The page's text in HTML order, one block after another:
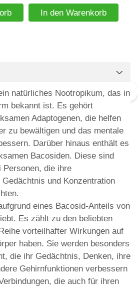
In den Warenkorb
natürliches Nootropikum, das in
bekannt ist. Es gehört
Adaptogenen, die helfen
zu bewältigen und das mentale
Darüber hinaus enthält es
Bacosiden. Diese sind
Personen, die ihre
und Konzentration
eines Bacosid-Anteils von
Es zählt zu den beliebten
vorteilhafter Wirkungen auf
haben. Sie werden besonders
die ihr Gedächtnis, Denken, ihre
Gehirnfunktionen verbessern
die auch für ihren